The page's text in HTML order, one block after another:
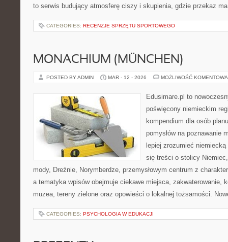
to serwis budujący atmosferę ciszy i skupienia, gdzie przekaz
CATEGORIES: RECENZJE SPRZĘTU SPORTOWEGO
MONACHIUM (MÜNCHEN)
POSTED BY ADMIN MAR - 12 - 2026 MOŻLIWOŚĆ
Edusimare.pl to
poświęcony niemieckim
kompendium dla osób
pomysłów na poznawanie
lepiej zrozumieć
się treści o stolicy
mody, Dreźnie, Norymberdze, przemysłowym centrum z
a tematyka wpisów obejmuje ciekawe miejsca, zakwaterowanie,
muzea, tereny zielone oraz opowieści o lokalnej tożsamości.
CATEGORIES: PSYCHOLOGIA W EDUKACJI